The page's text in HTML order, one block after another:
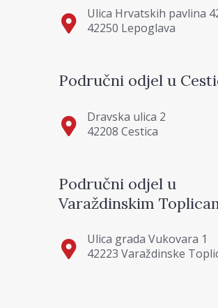
Ulica Hrvatskih pavlina
42250 Lepoglava
Područni odjel u
Dravska ulica 2
42208 Cestica
Područni odjel u
Varaždinskim
Ulica grada Vukovara 1
42223 Varaždinske